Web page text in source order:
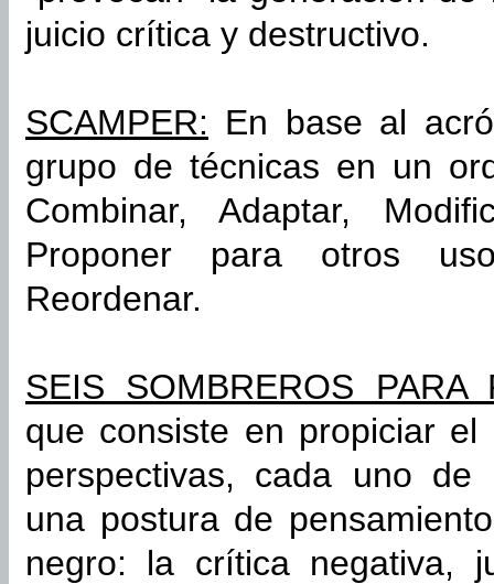
juicio crítica y destructivo.
SCAMPER: En base al
grupo de técnicas en un
Combinar, Adaptar,
Proponer para otros
Reordenar.
SEIS SOMBREROS PARA
que consiste en propiciar el
perspectivas, cada uno de
una postura de
negro: la crítica negativa,